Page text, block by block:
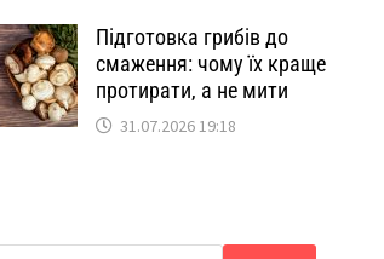
Підготовка грибів до
смаження: чому їх краще
протирати, а не мити
31.07.2026 19:18